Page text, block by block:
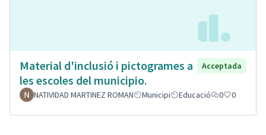
Material d'inclusió i pictogrames a
les escoles del municipio.
Acceptada
NATIVIDAD MARTINEZ ROMAN Municipi Educació 0 0